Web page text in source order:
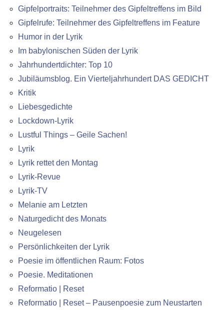
Gipfelportraits: Teilnehmer des Gipfeltreffens im Bild
Gipfelrufe: Teilnehmer des Gipfeltreffens im Feature
Humor in der Lyrik
Im babylonischen Süden der Lyrik
Jahrhundertdichter: Top 10
Jubiläumsblog. Ein Vierteljahrhundert DAS GEDICHT
Kritik
Liebesgedichte
Lockdown-Lyrik
Lustful Things – Geile Sachen!
Lyrik
Lyrik rettet den Montag
Lyrik-Revue
Lyrik-TV
Melanie am Letzten
Naturgedicht des Monats
Neugelesen
Persönlichkeiten der Lyrik
Poesie im öffentlichen Raum: Fotos
Poesie. Meditationen
Reformatio | Reset
Reformatio | Reset – Pausenpoesie zum Neustarten